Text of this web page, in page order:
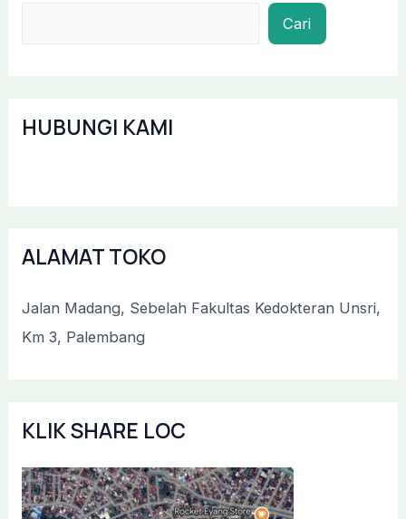
Cari
HUBUNGI KAMI
ALAMAT TOKO
Jalan Madang, Sebelah Fakultas Kedokteran Unsri,
Km 3, Palembang
KLIK SHARE LOC